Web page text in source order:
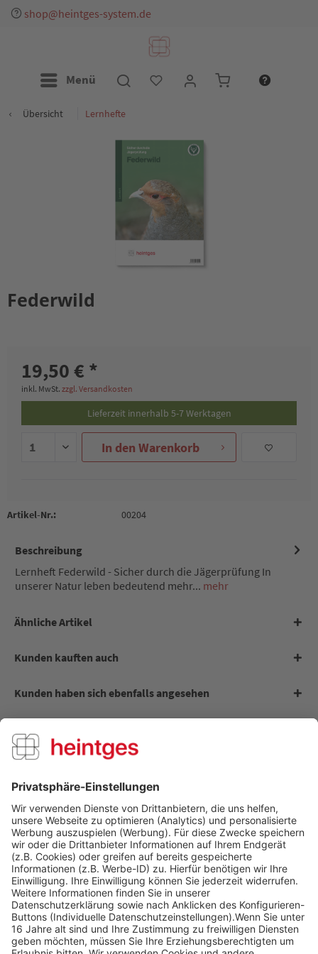
shop@heintges-system.de
Menü
Übersicht Lernhefte
Federwild
19,50 € *
inkl. MwSt. zzgl. Versandkosten
Lieferzeit innerhalb 5-7 Werktagen
In den Warenkorb
Artikel-Nr.: 00204
Beschreibung
Lernheft Federwild - Sicher durch die Jägerprüfung In
unserer Natur leben bedeutend mehr... mehr
Ähnliche Artikel
Kunden kauften auch
Kunden haben sich ebenfalls angesehen
Digitale Bundles - Jagd
Über uns
Service Hotline
Shop Service
Informationen